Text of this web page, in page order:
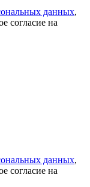
данных,
согласие на
данных,
согласие на